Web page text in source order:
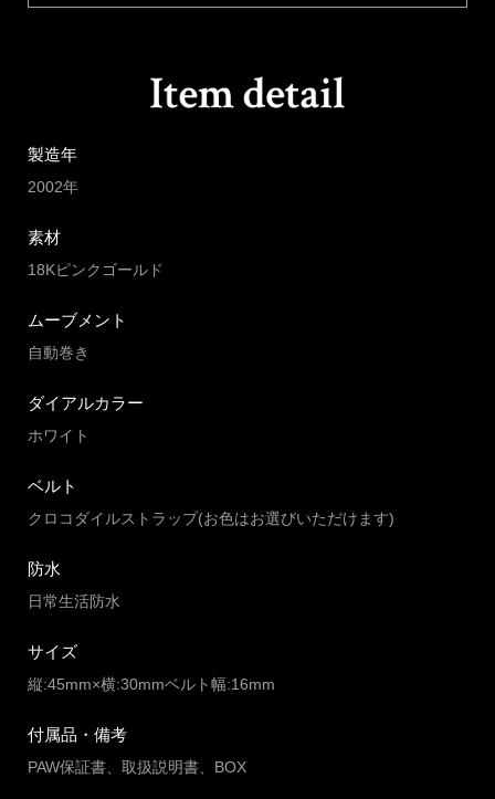
製造年
2002年
素材
18Kピンクゴールド
ムーブメント
自動巻き
ダイアルカラー
ホワイト
ベルト
クロコダイルストラップ(お色はお選びいただけます)
防水
日常生活防水
サイズ
縦:45mm×横:30mmベルト幅:16mm
付属品・備考
PAW保証書、取扱説明書、BOX